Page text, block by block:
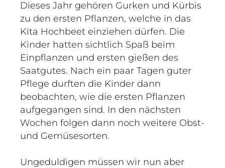
Dieses Jahr gehören Gurken und Kürbis
zu den ersten Pflanzen, welche in das
Kita Hochbeet einziehen dürfen. Die
Kinder hatten sichtlich Spaß beim
Einpflanzen und ersten gießen des
Saatgutes. Nach ein paar Tagen guter
Pflege durften die Kinder dann
beobachten, wie die ersten Pflanzen
aufgegangen sind. In den nächsten
Wochen folgen dann noch weitere Obst-
und Gemüsesorten.
Ungeduldigen müssen wir nun aber